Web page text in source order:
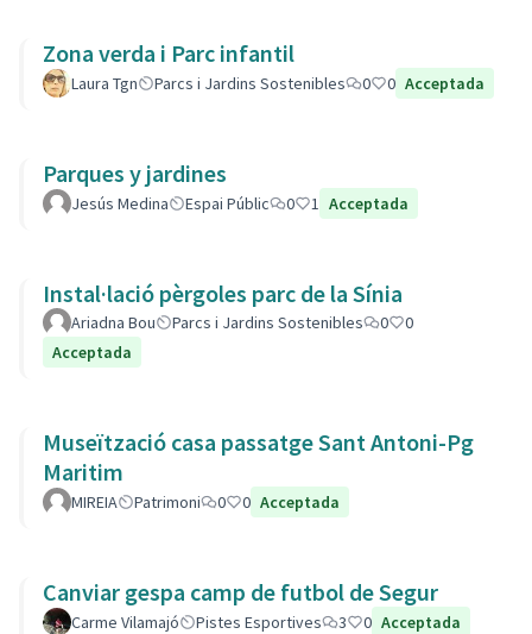
Zona verda i Parc infantil
Laura Tgn Parcs i Jardins Sostenibles 0 0 Acceptada
Parques y jardines
Jesús Medina Espai Públic 0 1 Acceptada
Instal·lació pèrgoles parc de la Sínia
Ariadna Bou Parcs i Jardins Sostenibles 0
0
Acceptada
Museïtzació casa passatge Sant Antoni-Pg
Maritim
MIREIA Patrimoni 0 0 Acceptada
Canviar gespa camp de futbol de Segur
Carme Vilamajó Pistes Esportives 3 0 Acceptada